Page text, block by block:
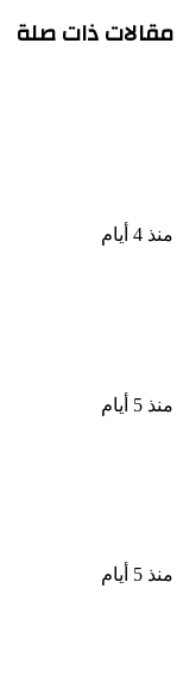
85
الشرقية
مقالات ذات صلة
منذ 4 أيام
منذ 5 أيام
منذ 5 أيام